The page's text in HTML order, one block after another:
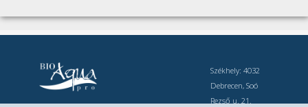
Székhely: 4032
Debrecen, Soó
Rezső u. 21.